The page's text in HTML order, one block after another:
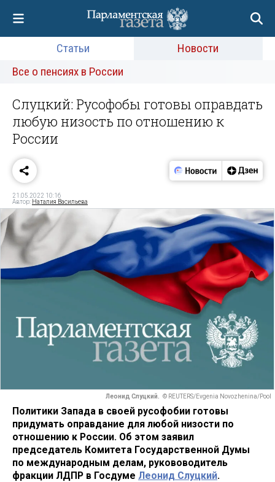
Статьи
Новости
Все о пенсиях в России
Слуцкий: Русофобы готовы оправдать
любую низость по отношению к
России
21.05.2022 10:16
Автор: Наталия Васильева
Леонид Слуцкий. © REUTERS/Evgenia Novozhenina/Pool
Политики Запада в своей русофобии готовы
придумать оправдание для любой низости по
отношению к России. Об этом заявил
председатель Комитета Государственной Думы
по международным делам, рукововодитель
фракции ЛДПР в Госдуме Леонид Слуцкий.